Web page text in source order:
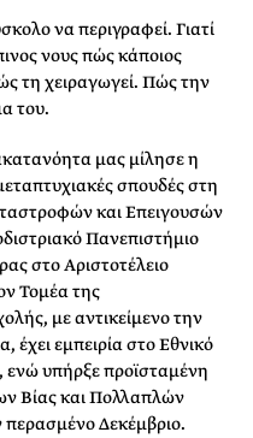
να περιγραφεί. Γιατί
νους πώς κάποιος
τη χειραγωγεί. Πώς την
του.
μας μίλησε η
σπουδές στη
και Επειγουσών
Πανεπιστήμιο
στο Αριστοτέλειο
Τομέα της
με αντικείμενο την
έχει εμπειρία στο Εθνικό
ενώ υπήρξε προϊσταμένη
Βίας και Πολλαπλών
περασμένο Δεκέμβριο.